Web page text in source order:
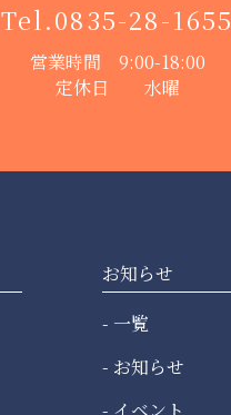
Tel.0835-28-1655
営業時間 9:00-18:00
定休日 水曜
お知らせ
一覧
お知らせ
イベント